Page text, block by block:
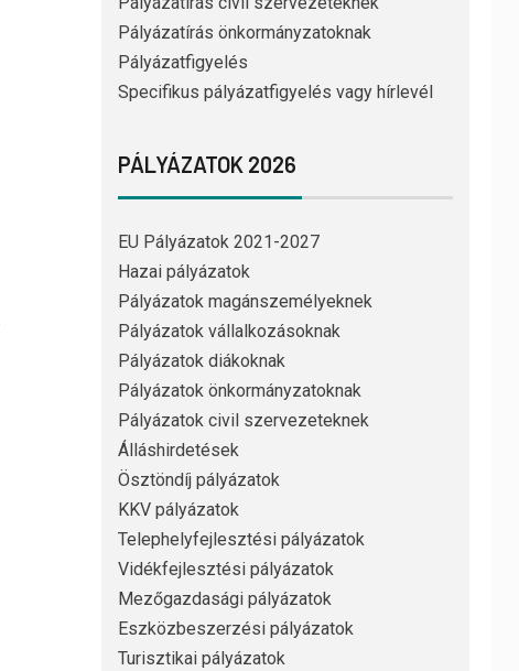
Pályázatírás önkormányzatoknak
Pályázatfigyelés
Specifikus pályázatfigyelés vagy hírlevél
PÁLYÁZATOK 2026
EU Pályázatok 2021-2027
Hazai pályázatok
Pályázatok magánszemélyeknek
Pályázatok vállalkozásoknak
Pályázatok diákoknak
Pályázatok önkormányzatoknak
Pályázatok civil szervezeteknek
Álláshirdetések
Ösztöndíj pályázatok
KKV pályázatok
Telephelyfejlesztési pályázatok
Vidékfejlesztési pályázatok
Mezőgazdasági pályázatok
Eszközbeszerzési pályázatok
Turisztikai pályázatok